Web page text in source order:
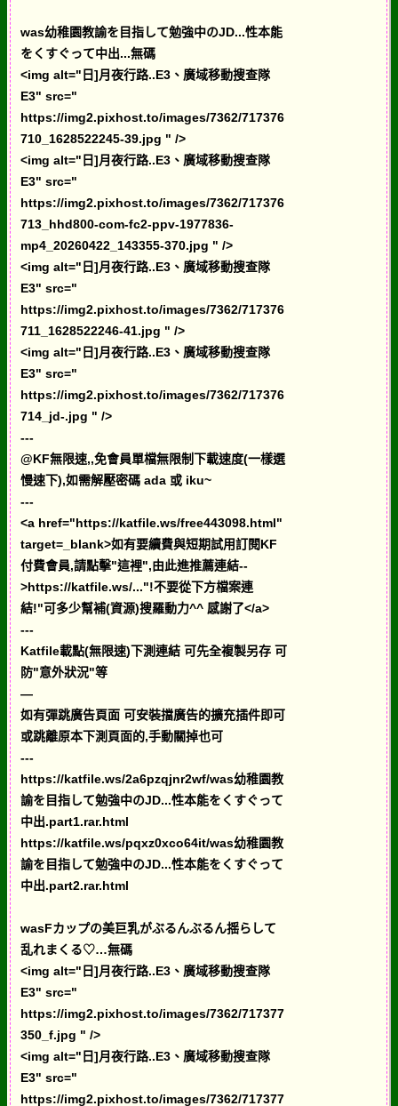
was幼稚園教諭を目指して勉強中のJD...性本能
をくすぐって中出...無碼
<img alt="日]月夜行路..E3、廣域移動搜查隊
E3" src="
https://img2.pixhost.to/images/7362/717376
710_1628522245-39.jpg " />
<img alt="日]月夜行路..E3、廣域移動搜查隊
E3" src="
https://img2.pixhost.to/images/7362/717376
713_hhd800-com-fc2-ppv-1977836-
mp4_20260422_143355-370.jpg " />
<img alt="日]月夜行路..E3、廣域移動搜查隊
E3" src="
https://img2.pixhost.to/images/7362/717376
711_1628522246-41.jpg " />
<img alt="日]月夜行路..E3、廣域移動搜查隊
E3" src="
https://img2.pixhost.to/images/7362/717376
714_jd-.jpg " />
---
@KF無限速,,免會員單檔無限制下載速度(一樣選
慢速下),如需解壓密碼 ada 或 iku~
---
<a href="https://katfile.ws/free443098.html"
target=_blank>如有要續費與短期試用訂閱KF
付費會員,請點擊"這裡",由此進推薦連結--
>https://katfile.ws/..."!不要從下方檔案連
結!"可多少幫補(資源)搜羅動力^^ 感謝了</a>
---
Katfile載點(無限速)下測連結 可先全複製另存 可
防"意外狀況"等
—
如有彈跳廣告頁面 可安裝擋廣告的擴充插件即可
或跳離原本下測頁面的,手動關掉也可
---
https://katfile.ws/2a6pzqjnr2wf/was幼稚園教
諭を目指して勉強中のJD...性本能をくすぐって
中出.part1.rar.html
https://katfile.ws/pqxz0xco64it/was幼稚園教
諭を目指して勉強中のJD...性本能をくすぐって
中出.part2.rar.html
wasFカップの美巨乳がぶるんぶるん揺らして
乱れまくる♡…無碼
<img alt="日]月夜行路..E3、廣域移動搜查隊
E3" src="
https://img2.pixhost.to/images/7362/717377
350_f.jpg " />
<img alt="日]月夜行路..E3、廣域移動搜查隊
E3" src="
https://img2.pixhost.to/images/7362/717377